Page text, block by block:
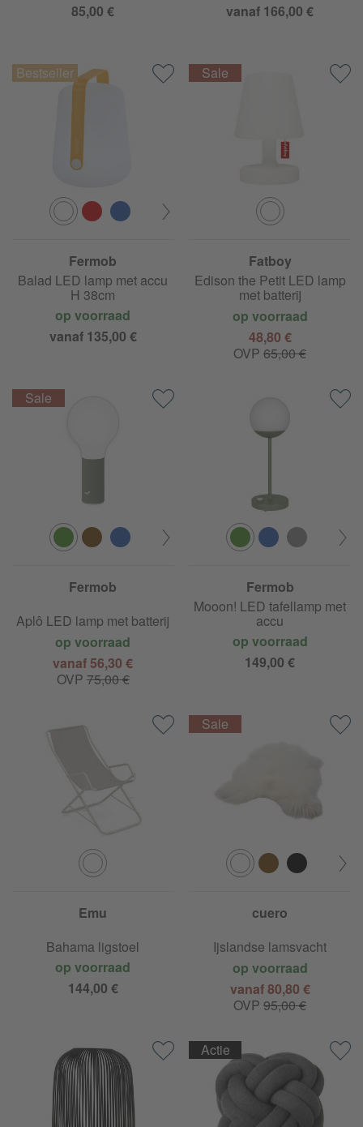
85,00 €
vanaf 166,00 €
Fermob
Balad LED lamp met accu
H 38cm
op voorraad
vanaf 135,00 €
Fatboy
Edison the Petit LED lamp
met batterij
op voorraad
48,80 €
OVP65,00 €
Fermob
Aplô LED lamp met batterij
op voorraad
vanaf 56,30 €
OVP 75,00 €
Fermob
Mooon! LED tafellamp met
accu
op voorraad
149,00 €
Emu
Bahama ligstoel
op voorraad
144,00 €
cuero
Ijslandse lamsvacht
op voorraad
vanaf 80,80 €
OVP95,00 €
Actie